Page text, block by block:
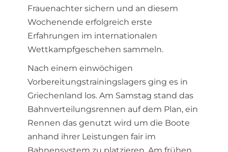
Frauenachter sichern und an diesem
Wochenende erfolgreich erste
Erfahrungen im internationalen
Wettkampfgeschehen sammeln.
Nach einem einwöchigen
Vorbereitungstrainingslagers ging es in
Griechenland los. Am Samstag stand das
Bahnverteilungsrennen auf dem Plan, ein
Rennen das genutzt wird um die Boote
anhand ihrer Leistungen fair im